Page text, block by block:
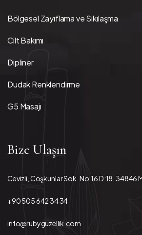
Bölgesel Zayıflama ve Sıkılaşma
Cilt Bakımı
Dipliner
Dudak Renklendirme
G5 Masajı
Bize Ulaşın
Cevizli, Coşkunlar Sok. No:16 D:18, 34846
+90 505 642 34 34
info@rubyguzellik.com